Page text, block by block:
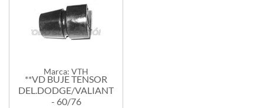
Marca: VTH
**VD BUJE TENSOR
DEL.DODGE/VALIANT
- 60/76